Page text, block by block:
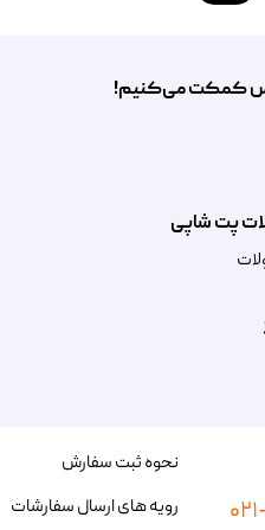
پت شاپی
کمکت می‌کنیم!
نحوه ثبت سفارش
رویه های ارسال سفارشات